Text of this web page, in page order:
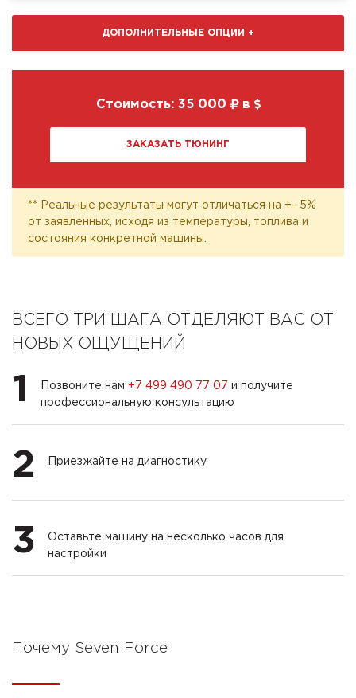
ДОПОЛНИТЕЛЬНЫЕ ОПЦИИ +
Стоимость: 35 000 в
ЗАКАЗАТЬ ТЮНИНГ
** Реальные результаты могут отличаться на +- 5%
от заявленных, исходя из температуры, топлива и
состояния конкретной машины.
ВСЕГО ТРИ ШАГА ОТДЕЛЯЮТ ВАС ОТ
НОВЫХ ОЩУЩЕНИЙ
1 Позвоните нам +7 499 490 77 07 и получите
профессиональную консультацию
2 Приезжайте на диагностику
3
Оставьте машину на несколько часов для
настройки
Почему Seven Force